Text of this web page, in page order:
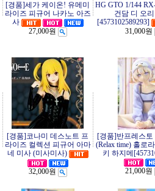
[경품]세가 케이온! 유메미
라이즈 피규어 나카노 아즈
사
27,000원
HG GTO 1/144
건담 디 오리
[4573102589293]
31,000원
[경품]코나미 데스노트 프
라이즈 컬렉션 피규어 아마
네 미사 (미사미사)
32,000원
[경품]반프레스
(Relax time) 홀로
키 하지메
21,000원